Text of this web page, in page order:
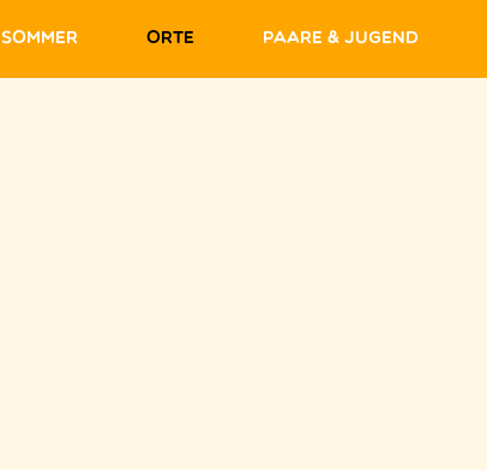
Sommer Orte Paare & Jugend